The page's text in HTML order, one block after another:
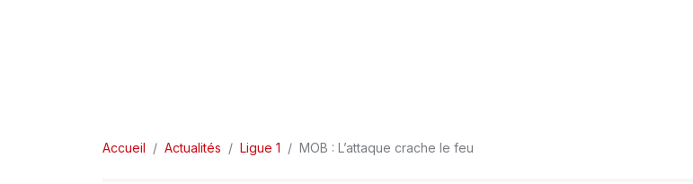
Accueil Actualités Ligue 1 MOB : L’attaque crache le feu